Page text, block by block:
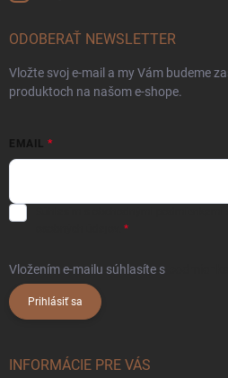
ODOBERAŤ NEWSLETTER
Vložte svoj e-mail a my Vám budeme
produktoch na našom e-shope.
EMAIL
Vložením e-mailu súhlasíte s
Prihlásiť sa
INFORMÁCIE PRE VÁS